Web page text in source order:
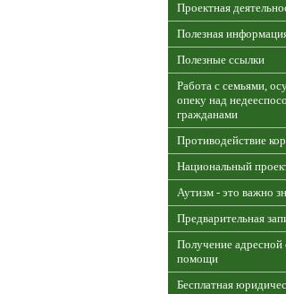
Проектная
Полезная
Полезные ссылки
Работа с семьями,
опеку над
гражданами
Противодействие
Национальный
Аутизм - это важно
Предварительная
Получение адресной
помощи
Бесплатная